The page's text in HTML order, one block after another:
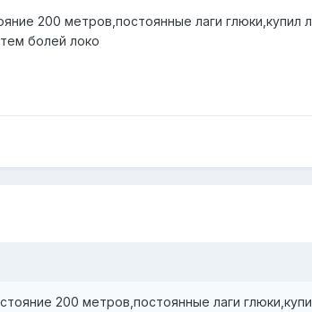
200 метров,постоянные лаги
болей локо
200 метров,постоянные лаги